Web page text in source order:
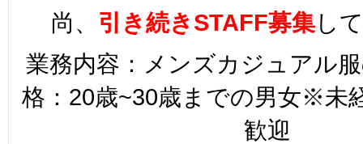
尚、 引き続きSTAFF募集し
業務内容：メンズカジュアル
格：20歳~30歳までの男女※未
歓迎